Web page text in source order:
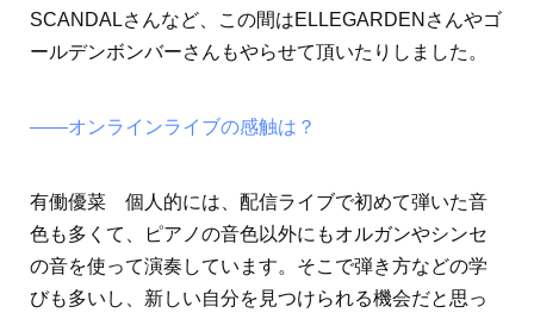
SCANDALさんなど、この間はELLEGARDENさんやゴ
ールデンボンバーさんもやらせて頂いたりしました。
――オンラインライブの感触は？
有働優菜 個人的には、配信ライブで初めて弾いた音
色も多くて、ピアノの音色以外にもオルガンやシンセ
の音を使って演奏しています。そこで弾き方などの学
びも多いし、新しい自分を見つけられる機会だと思っ